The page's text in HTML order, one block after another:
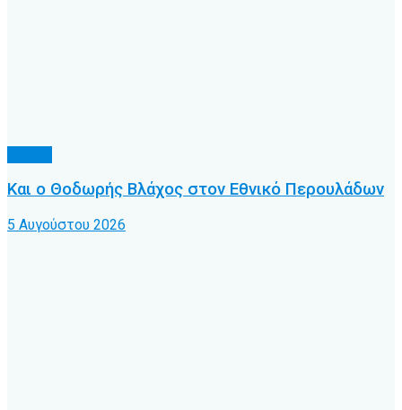
Και ο Θοδωρής Βλάχος στον Εθνικό Περουλάδων
5 Αυγούστου 2026